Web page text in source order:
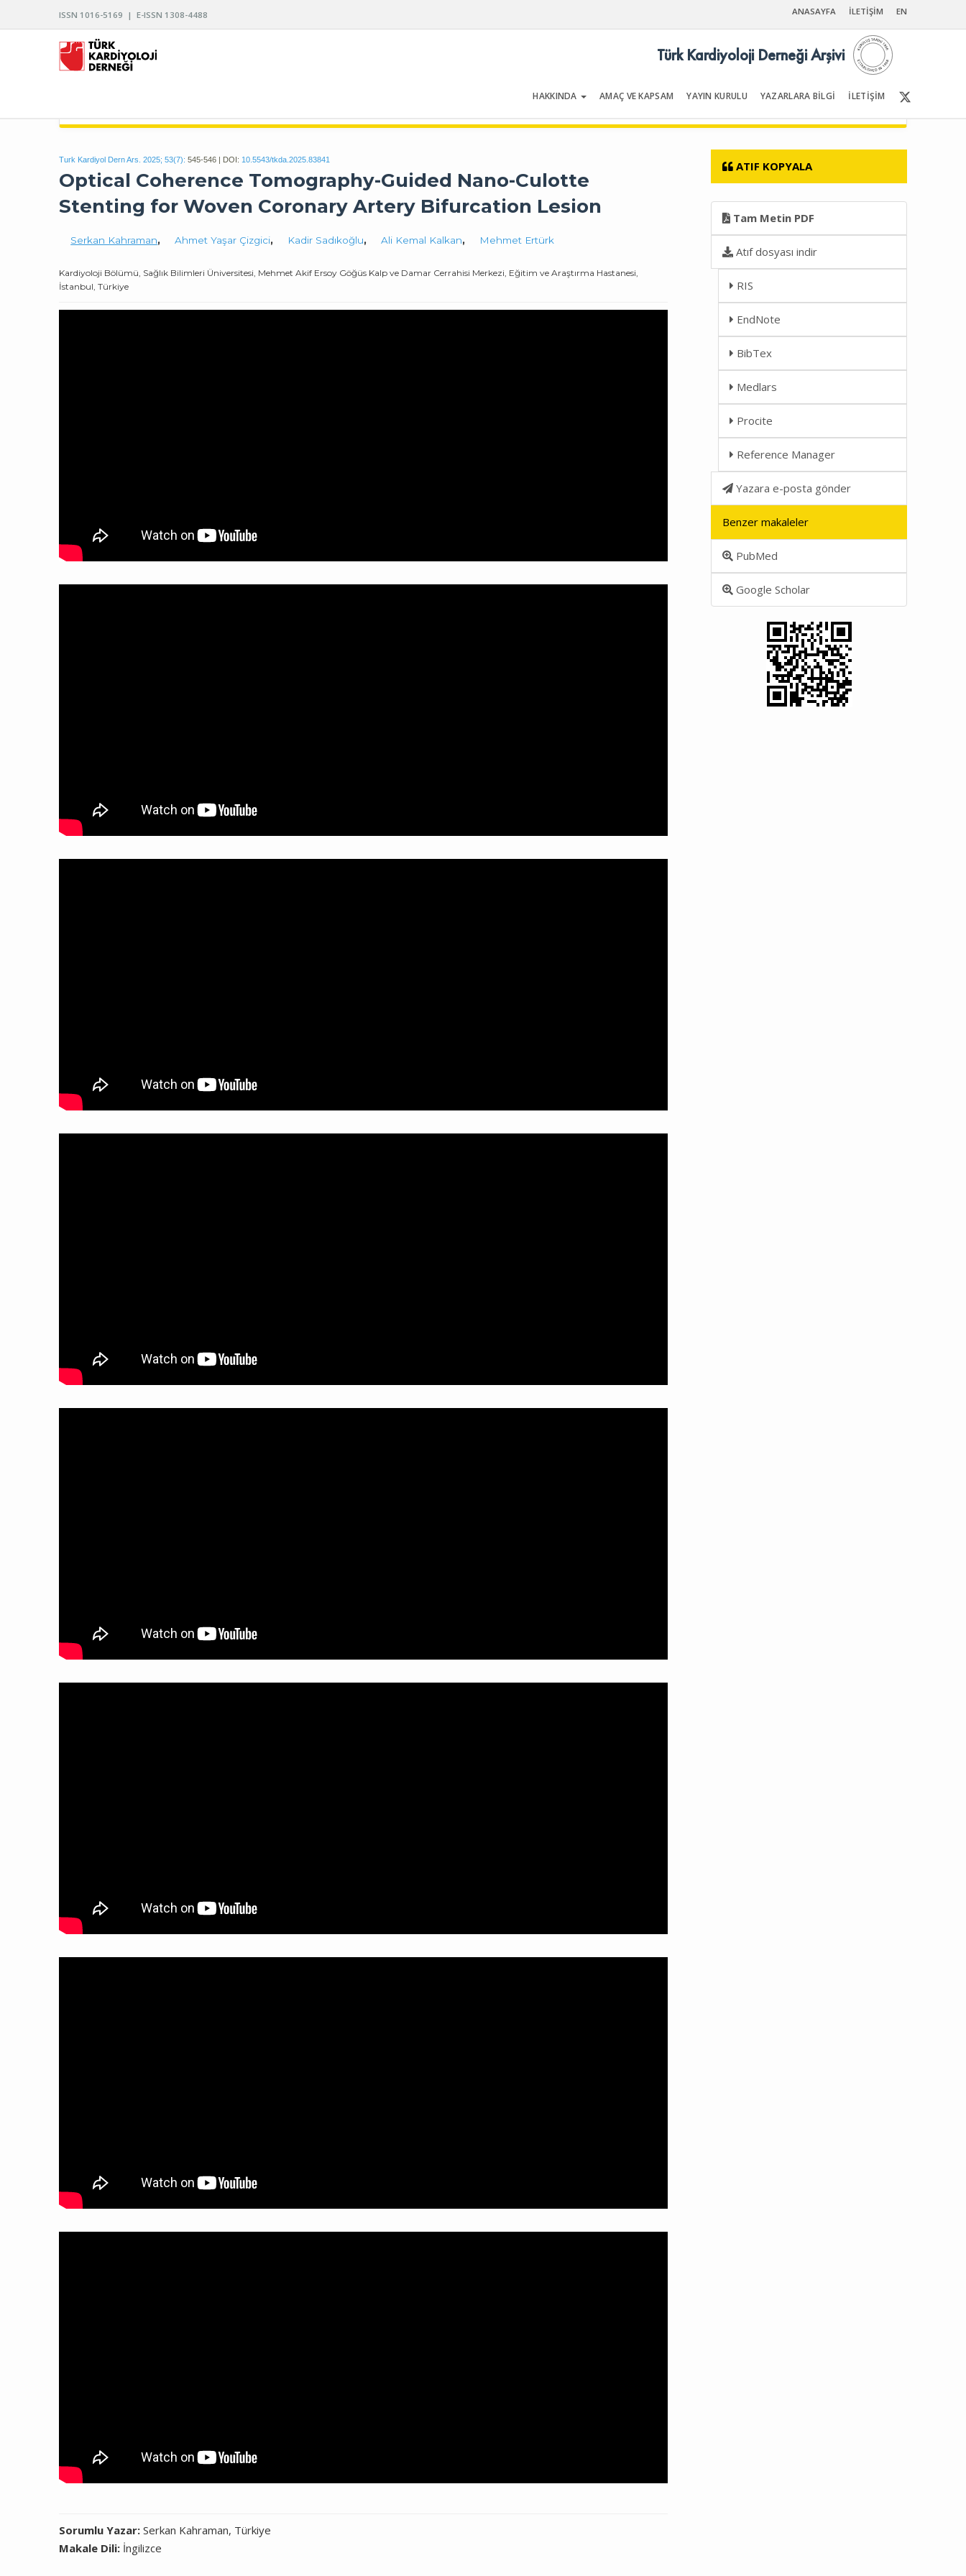
ISSN 1016-5169 | E-ISSN 1308-4488 ANASAYFA İLETİŞİM EN
HAKKINDA AMAÇ VE KAPSAM YAYIN KURULU YAZARLARA BİLGİ İLETİŞİM
Türk Kardiyoloji Derneği Arşivi
Turk Kardiyol Dern Ars. 2025; 53(7): 545-546 | DOI: 10.5543/tkda.2025.83841
Optical Coherence Tomography-Guided Nano-Culotte
Stenting for Woven Coronary Artery Bifurcation Lesion
Serkan Kahraman, Ahmet Yaşar Çizgici, Kadir Sadıkoğlu, Ali Kemal Kalkan, Mehmet Ertürk
Kardiyoloji Bölümü, Sağlık Bilimleri Üniversitesi, Mehmet Akif Ersoy Göğüs Kalp ve Damar Cerrahisi Merkezi, Eğitim ve Araştırma Hastanesi,
İstanbul, Türkiye
Sorumlu Yazar:Serkan Kahraman, Türkiye
Makale Dili: İngilizce
ATIF KOPYALA
Tam Metin PDF
Atıf dosyası indir
RIS
EndNote
BibTex
Medlars
Procite
Reference Manager
Yazara e-posta gönder
Benzer makaleler
PubMed
Google Scholar